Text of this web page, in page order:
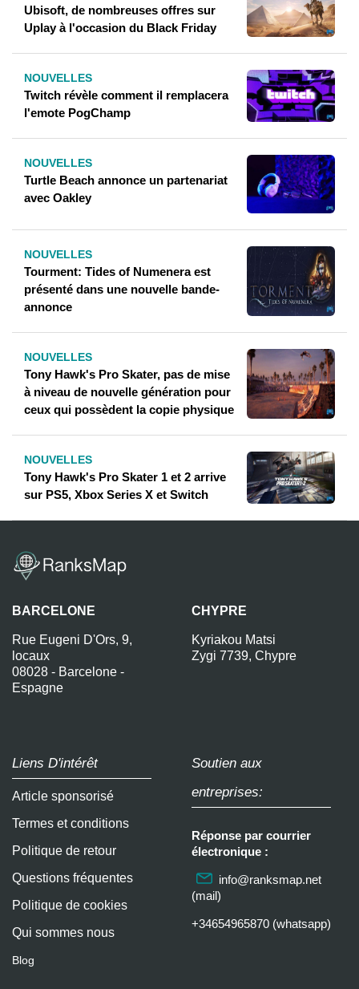
Ubisoft, de nombreuses offres sur
Uplay à l'occasion du Black Friday
NOUVELLES
Twitch révèle comment il remplacera
l'emote PogChamp
NOUVELLES
Turtle Beach annonce un partenariat
avec Oakley
NOUVELLES
Tourment: Tides of Numenera est
présenté dans une nouvelle bande-
annonce
NOUVELLES
Tony Hawk's Pro Skater, pas de mise
à niveau de nouvelle génération pour
ceux qui possèdent la copie physique
NOUVELLES
Tony Hawk's Pro Skater 1 et 2 arrive
sur PS5, Xbox Series X et Switch
BARCELONE
Rue Eugeni D'Ors, 9,
locaux
08028 - Barcelone -
Espagne
CHYPRE
Kyriakou Matsi
Zygi 7739, Chypre
Liens D'intérêt
Article sponsorisé
Termes et conditions
Politique de retour
Questions fréquentes
Politique de cookies
Qui sommes nous
Blog
Soutien aux
entreprises:
Réponse par courrier
électronique :
info@ranksmap.net
(mail)
+34654965870 (whatsapp)